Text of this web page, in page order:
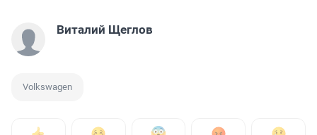
Виталий Щеглов
Volkswagen